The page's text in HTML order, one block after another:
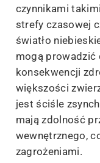
czynnikami
strefy czasowej
światło
mogą prowadzić
konsekwencji
większości
jest ściśle
mają zdolność
wewnętrznego,
zagrożeniami.